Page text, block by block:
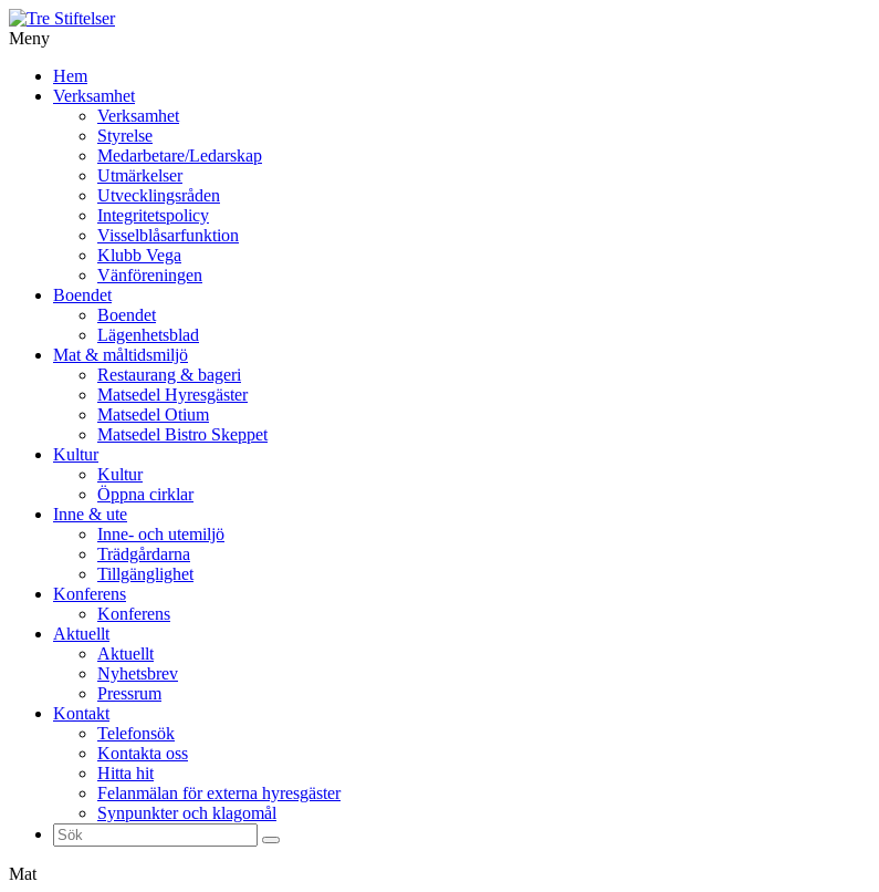
Meny
vidare
Hem
Verksamhet
Verksamhet
Styrelse
Medarbetare/Ledarskap
Utmärkelser
Utvecklingsråden
Integritetspolicy
Visselblåsarfunktion
Klubb Vega
Vänföreningen
Boendet
Boendet
Lägenhetsblad
Mat & måltidsmiljö
Restaurang & bageri
Matsedel Hyresgäster
Matsedel Otium
Matsedel Bistro Skeppet
Kultur
Kultur
Öppna cirklar
Inne & ute
Inne- och utemiljö
Trädgårdarna
Tillgänglighet
Konferens
Konferens
Aktuellt
Aktuellt
Nyhetsbrev
Pressrum
Kontakt
Telefonsök
Kontakta oss
Hitta hit
Felanmälan för externa hyresgäster
Synpunkter och klagomål
Sök
efter:
Mat